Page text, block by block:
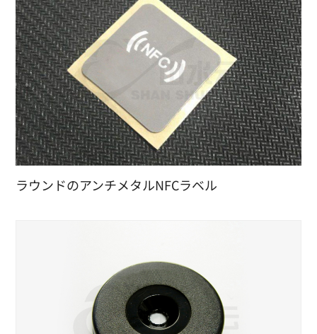
ラウンドのアンチメタルNFCラベル